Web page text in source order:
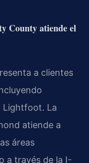
County atiende el
a clientes
Lightfoot. La
atiende a
áreas
a través de la I-